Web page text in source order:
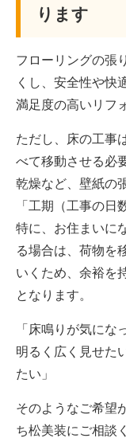
ります
フローリングの張
くし、安全性や快
満足度の高いリフ
ただし、床の工事
べて移動させる必
乾燥など、壁紙の
「工期（工事の日
特に、お住まいに
る場合は、荷物を
いくため、余裕を
となります。
「床鳴りが気にな
明るく広く見せた
たい」
そのようなご希望
ち松美装にご相談